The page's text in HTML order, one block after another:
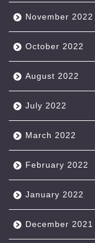
November 2022
October 2022
August 2022
July 2022
March 2022
February 2022
January 2022
December 2021